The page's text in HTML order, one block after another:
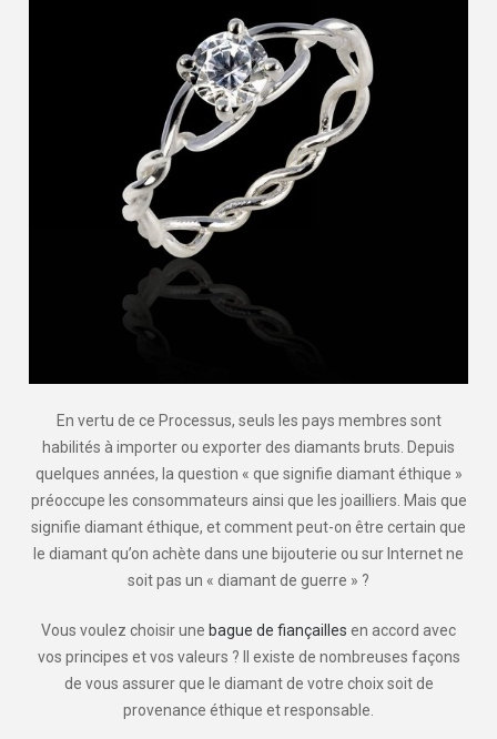
En vertu de ce Processus, seuls les pays membres sont
habilités à importer ou exporter des diamants bruts. Depuis
quelques années, la question « que signifie diamant éthique »
préoccupe les consommateurs ainsi que les joailliers. Mais que
signifie diamant éthique, et comment peut-on être certain que
le diamant qu’on achète dans une bijouterie ou sur Internet ne
soit pas un « diamant de guerre » ?
Vous voulez choisir une bague de fiançailles en accord avec
vos principes et vos valeurs ? Il existe de nombreuses façons
de vous assurer que le diamant de votre choix soit de
provenance éthique et responsable.